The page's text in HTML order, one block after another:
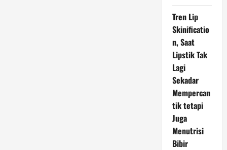
Tren Lip
Skinificatio
n, Saat
Lipstik Tak
Lagi
Sekadar
Mempercan
tik tetapi
Juga
Menutrisi
Bibir